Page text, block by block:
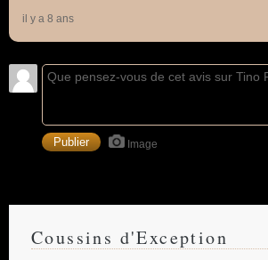
il y a 8 ans
Image
Coussins d'Exception